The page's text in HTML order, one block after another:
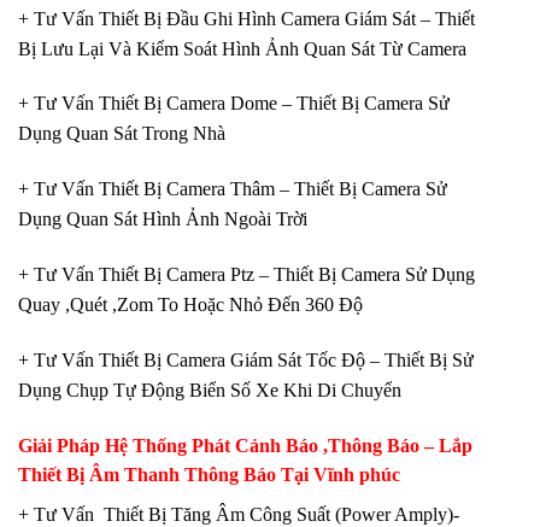
+ Tư Vấn Thiết Bị Đầu Ghi Hình Camera Giám Sát – Thiết
Bị Lưu Lại Và Kiểm Soát Hình Ảnh Quan Sát Từ Camera
+ Tư Vấn Thiết Bị Camera Dome – Thiết Bị Camera Sử
Dụng Quan Sát Trong Nhà
+ Tư Vấn Thiết Bị Camera Thâm – Thiết Bị Camera Sử
Dụng Quan Sát Hình Ảnh Ngoài Trời
+ Tư Vấn Thiết Bị Camera Ptz – Thiết Bị Camera Sử Dụng
Quay ,Quét ,Zom To Hoặc Nhỏ Đến 360 Độ
+ Tư Vấn Thiết Bị Camera Giám Sát Tốc Độ – Thiết Bị Sử
Dụng Chụp Tự Động Biển Số Xe Khi Di Chuyển
Giải Pháp Hệ Thống Phát Cảnh Báo ,Thông Báo – Lắp
Thiết Bị Âm Thanh Thông Báo Tại Vĩnh phúc
+ Tư Vấn Thiết Bị Tăng Âm Công Suất (Power Amply)-